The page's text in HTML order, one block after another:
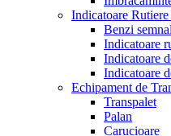
Indicatoare
Benzi
Indicatoare
Indicatoare
Indicatoare
Echipament de
Transpalet
Palan
Carucioare